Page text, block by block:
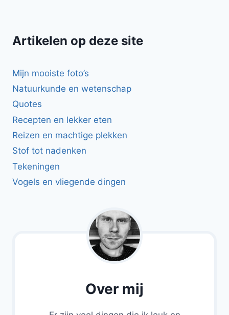
Artikelen op deze site
Mijn mooiste foto’s
Natuurkunde en wetenschap
Quotes
Recepten en lekker eten
Reizen en machtige plekken
Stof tot nadenken
Tekeningen
Vogels en vliegende dingen
Over mij